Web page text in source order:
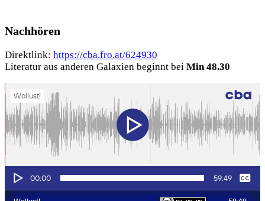
Nach­hö­ren
Direkt­link: https://cba.fro.at/624930
Lite­ra­tur aus ande­ren Gala­xien beginnt bei Min 48.30